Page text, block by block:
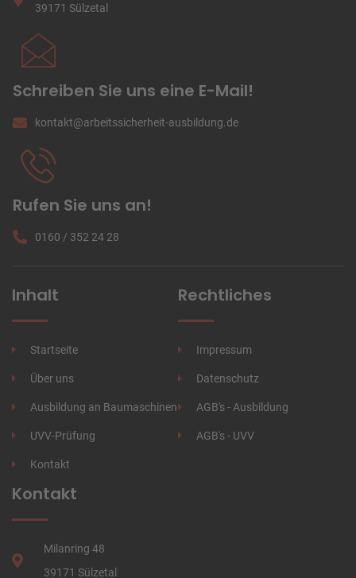
39171 Sülzetal
Schreiben Sie uns eine E-Mail!
kontakt@arbeitssicherheit-ausbildung .de
Rufen Sie uns an!
0160 / 352 24 28
Inhalt
Startseite
Über uns
Ausbildung an Baumaschinen
UVV-Prüfung
Kontakt
Rechtliches
Impressum
Datenschutz
AGB's - Ausbildung
AGB's - UVV
Kontakt
Milanring 48
39171 Sülzetal